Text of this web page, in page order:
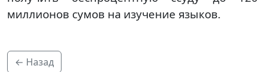
миллионов сумов на изучение языков.
← Назад